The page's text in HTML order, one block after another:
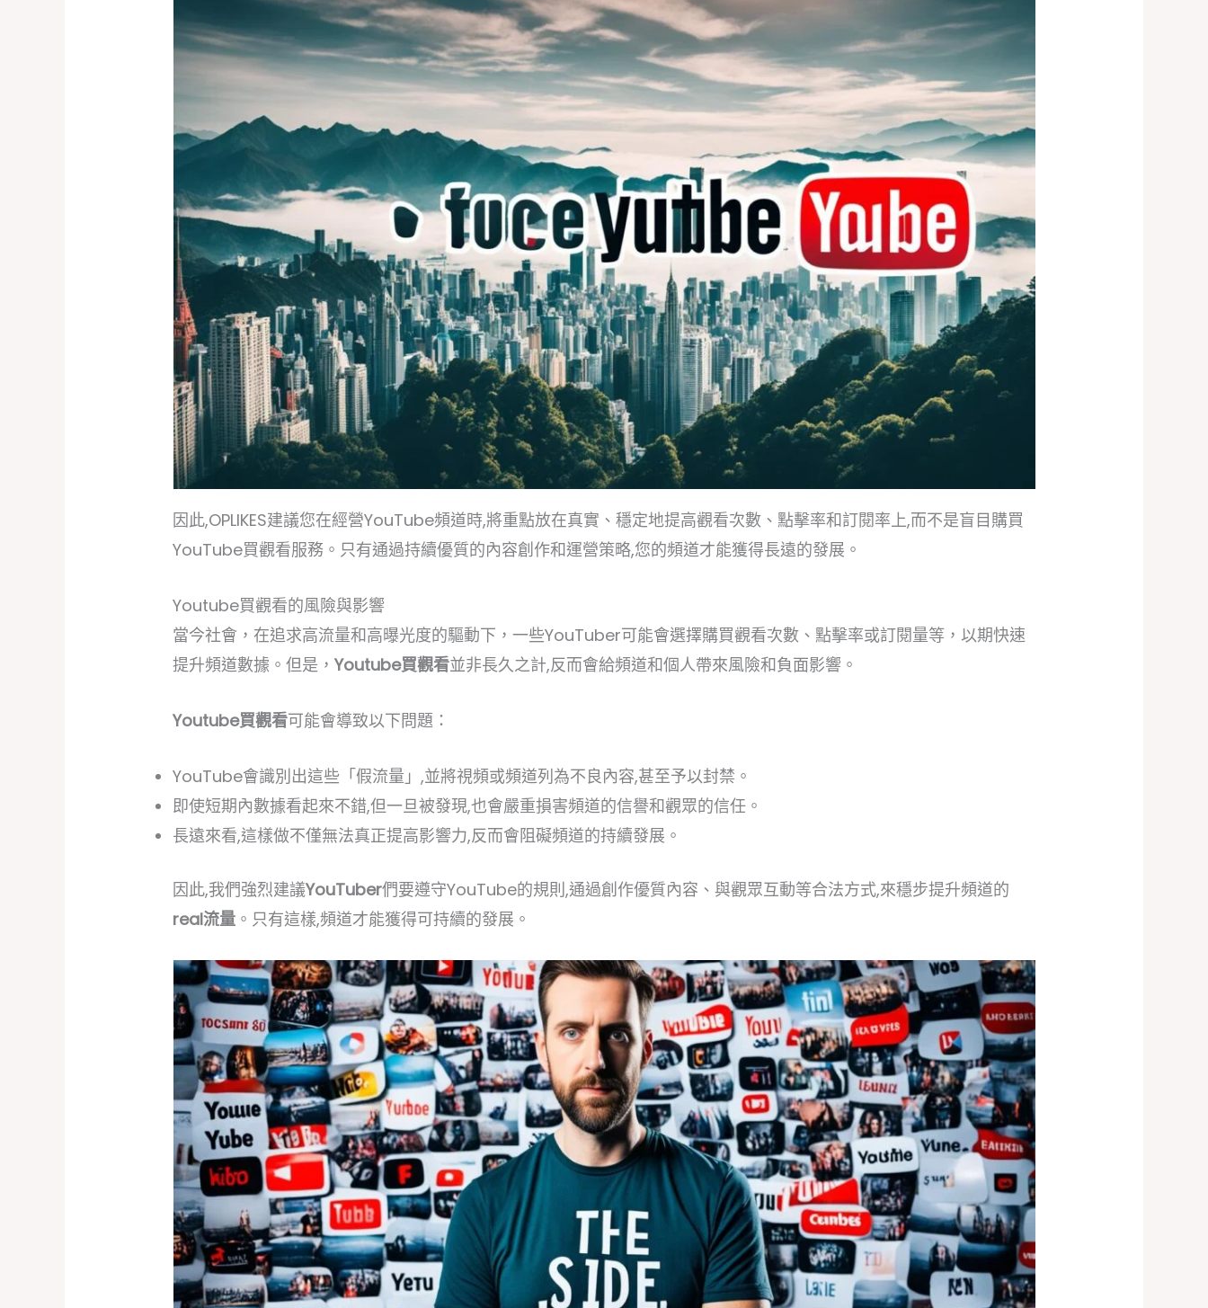
因此,OPLIKES建議您在經營YouTube頻道時,將重點放在真實、穩定地提高觀看次數、點擊率和訂閱率上,而不是盲目購買
YouTube買觀看服務。只有通過持續優質的內容創作和運營策略,您的頻道才能獲得長遠的發展。
Youtube買觀看的風險與影響
當今社會，在追求高流量和高曝光度的驅動下，一些YouTuber可能會選擇購買觀看次數、點擊率或訂閱量等，以期快速
提升頻道數據。但是，Youtube買觀看並非長久之計,反而會給頻道和個人帶來風險和負面影響。
Youtube買觀看可能會導致以下問題：
YouTube會識別出這些「假流量」,並將視頻或頻道列為不良內容,甚至予以封禁。
即使短期內數據看起來不錯,但一旦被發現,也會嚴重損害頻道的信譽和觀眾的信任。
長遠來看,這樣做不僅無法真正提高影響力,反而會阻礙頻道的持續發展。
因此,我們強烈建議YouTuber們要遵守YouTube的規則,通過創作優質內容、與觀眾互動等合法方式,來穩步提升頻道的
real流量 。只有這樣,頻道才能獲得可持續的發展。